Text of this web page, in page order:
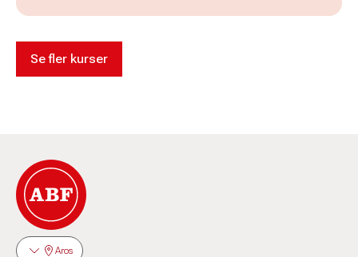
Se fler kurser
Aros